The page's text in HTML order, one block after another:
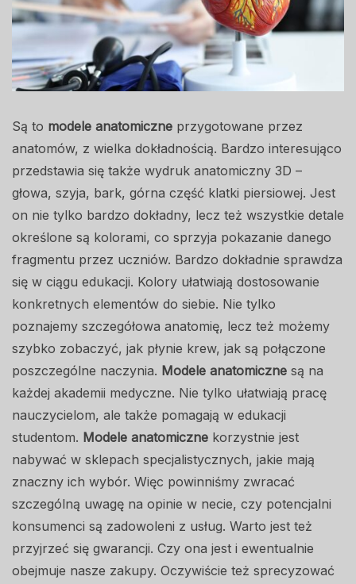
Są to modele anatomiczne przygotowane przez
anatomów, z wielka dokładnością. Bardzo interesująco
przedstawia się także wydruk anatomiczny 3D –
głowa, szyja, bark, górna część klatki piersiowej. Jest
on nie tylko bardzo dokładny, lecz też wszystkie detale
określone są kolorami, co sprzyja pokazanie danego
fragmentu przez uczniów. Bardzo dokładnie sprawdza
się w ciągu edukacji. Kolory ułatwiają dostosowanie
konkretnych elementów do siebie. Nie tylko
poznajemy szczegółowa anatomię, lecz też możemy
szybko zobaczyć, jak płynie krew, jak są połączone
poszczególne naczynia. Modele anatomiczne są na
każdej akademii medyczne. Nie tylko ułatwiają pracę
nauczycielom, ale także pomagają w edukacji
studentom. Modele anatomiczne korzystnie jest
nabywać w sklepach specjalistycznych, jakie mają
znaczny ich wybór. Więc powinniśmy zwracać
szczególną uwagę na opinie w necie, czy potencjalni
konsumenci są zadowoleni z usług. Warto jest też
przyjrzeć się gwarancji. Czy ona jest i ewentualnie
obejmuje nasze zakupy. Oczywiście też sprecyzować